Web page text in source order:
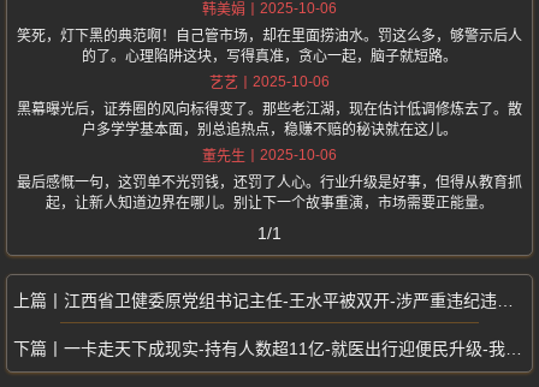
韩美娟
2025-10-06
笑死，灯下黑的典范啊！自己管市场，却在里面捞油水。罚这么多，够警示后人
的了。心理陷阱这块，写得真准，贪心一起，脑子就短路。
艺艺
2025-10-06
黑幕曝光后，证券圈的风向标得变了。那些老江湖，现在估计低调修炼去了。散
户多学学基本面，别总追热点，稳赚不赔的秘诀就在这儿。
董先生
2025-10-06
最后感慨一句，这罚单不光罚钱，还罚了人心。行业升级是好事，但得从教育抓
起，让新人知道边界在哪儿。别让下一个故事重演，市场需要正能量。
1/1
江西省卫健委原党组书记主任-王水平被双开-涉严重违纪违法问题遭严肃查处
一卡走天下成现实-持有人数超11亿-就医出行迎便民升级-我国电子社保卡